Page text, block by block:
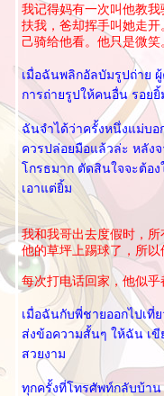
我记得妈有一次叫他教
扶我，爸却挥手叫她走
己骑给他看。他只是微笑
เมื่อฉันพลิกอัลบัมรูปถ่าย ผู้
การถ่ายรูปให้คนอื่น รอย
ฉันจำได้ว่าครั้งหนึ่งแม่บ
ควรปล่อยมือแล้วล่ะ หลัง
กรธมาก ตัดสินใจจะต้อง
เอาแต่ยิ้ม
我和我哥出去度假时，
他的草坪上踢球了，所以
每次打电话回家，他似
เมื่อฉันกับพี่ชายออกไปเที่
ส่งข้อความสั้นๆ ให้ฉัน เ
สวยงาม
ทุกครั้งที่โทรศัพท์กลับบ้า